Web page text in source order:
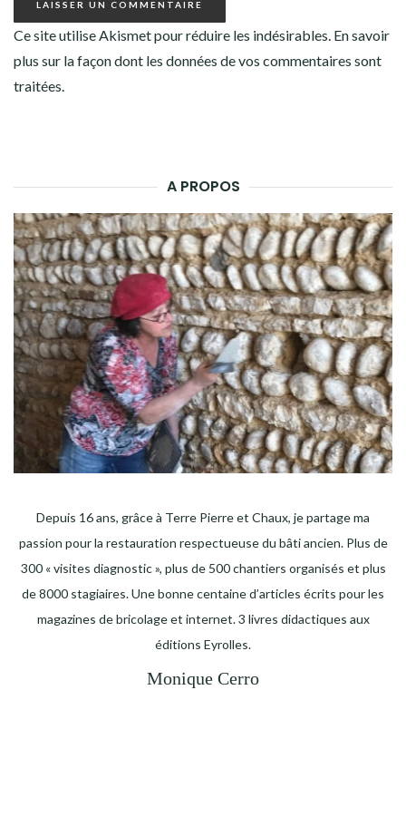
Ce site utilise Akismet pour réduire les indésirables. En savoir
plus sur la façon dont les données de vos commentaires sont
traitées.
A PROPOS
Depuis 16 ans, grâce à Terre Pierre et Chaux, je partage ma
passion pour la restauration respectueuse du bâti ancien. Plus de
300 « visites diagnostic », plus de 500 chantiers organisés et plus
de 8000 stagiaires. Une bonne centaine d’articles écrits pour les
magazines de bricolage et internet. 3 livres didactiques aux
éditions Eyrolles.
Monique Cerro